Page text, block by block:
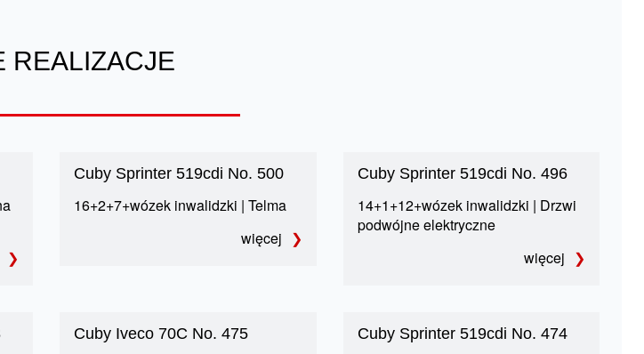
REALIZACJE
Cuby Sprinter 519cdi No. 500
16+2+7+wózek inwalidzki | Telma
więcej
Cuby Sprinter 519cdi No. 496
14+1+12+wózek inwalidzki | Drzwi
podwójne elektryczne
więcej
Cuby Iveco 70C No. 475 Cuby Sprinter 519cdi No. 474